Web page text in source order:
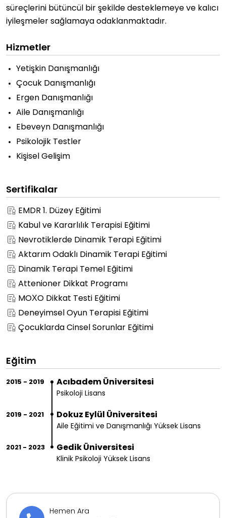
süreçlerini bütüncül bir şekilde desteklemeye ve kalıcı
iyileşmeler sağlamaya odaklanmaktadır.
Hizmetler
Yetişkin Danışmanlığı
Çocuk Danışmanlığı
Ergen Danışmanlığı
Aile Danışmanlığı
Ebeveyn Danışmanlığı
Psikolojik Testler
Kişisel Gelişim
Sertifikalar
EMDR 1. Düzey Eğitimi
Kabul ve Kararlılık Terapisi Eğitimi
Nevrotiklerde Dinamik Terapi Eğitimi
Aktarım Odaklı Dinamik Terapi Eğitimi
Dinamik Terapi Temel Eğitimi
Attenioner Dikkat Programı
MOXO Dikkat Testi Eğitimi
Deneyimsel Oyun Terapisi Eğitimi
Çocuklarda Cinsel Sorunlar Eğitimi
Eğitim
2015 - 2019 Acıbadem Üniversitesi
Psikoloji Lisans
2019 - 2021 Dokuz Eylül Üniversitesi
Aile Eğitimi ve Danışmanlığı Yüksek Lisans
2021 - 2023 Gedik Üniversitesi
Klinik Psikoloji Yüksek Lisans
Hemen Ara